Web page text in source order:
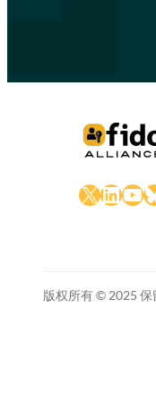
X
版权所有 © 2025 保